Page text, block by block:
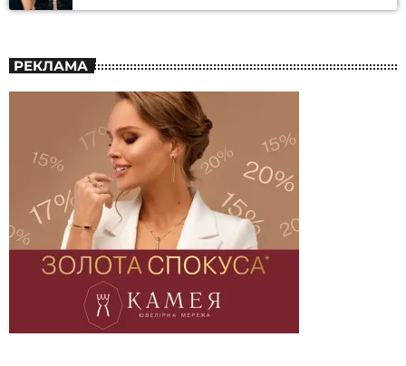
РЕКЛАМА